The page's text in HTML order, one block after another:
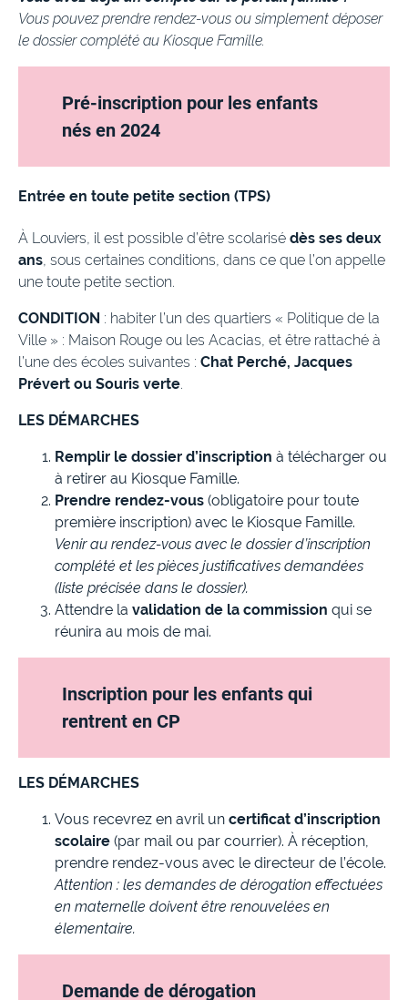
Vous pouvez prendre rendez-vous ou simplement déposer
le dossier complété au Kiosque Famille.
Pré-inscription pour les enfants
nés en 2024
Entrée en toute petite section (TPS)
À Louviers, il est possible d’être scolarisé dès ses deux
ans , sous certaines conditions, dans ce que l’on appelle
une toute petite section.
CONDITION : habiter l’un des quartiers « Politique de la
Ville » : Maison Rouge ou les Acacias, et être rattaché à
l’une des écoles suivantes : Chat Perché, Jacques
Prévert ou Souris verte.
LES DÉMARCHES
Remplir le dossier d’inscription à télécharger ou
à retirer au Kiosque Famille.
Prendre rendez-vous (obligatoire pour toute
première inscription) avec le Kiosque Famille.
Venir au rendez-vous avec le dossier d’inscription
complété et les pièces justificatives demandées
(liste précisée dans le dossier).
Attendre la validation de la commission qui se
réunira au mois de mai.
Inscription pour les enfants qui
rentrent en CP
LES DÉMARCHES
Vous recevrez en avril un certificat d’inscription
scolaire (par mail ou par courrier). À réception,
prendre rendez-vous avec le directeur de l’école.
Attention : les demandes de dérogation effectuées
en maternelle doivent être renouvelées en
élementaire.
Demande de dérogation